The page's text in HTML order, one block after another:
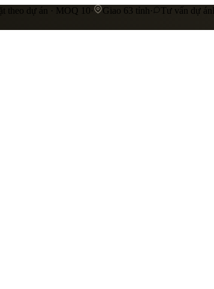
theo dự án · MOQ 10· Giao 63 tỉnh· Tư vấn dự án